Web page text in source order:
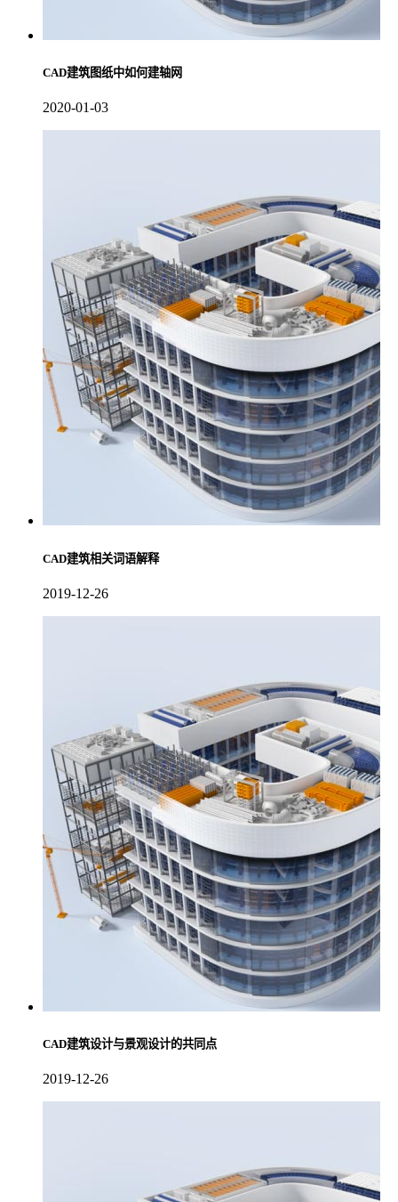
CAD建筑图纸中如何建轴网
2020-01-03
CAD建筑相关词语解释
2019-12-26
CAD建筑设计与景观设计的共同点
2019-12-26